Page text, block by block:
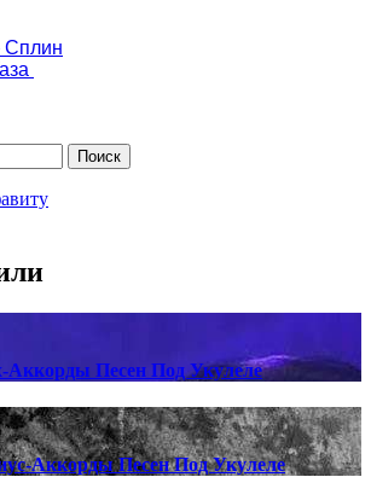
Сплин
Аккорды Песен Под Укулеле
Аккорды Песен Под Укулеле